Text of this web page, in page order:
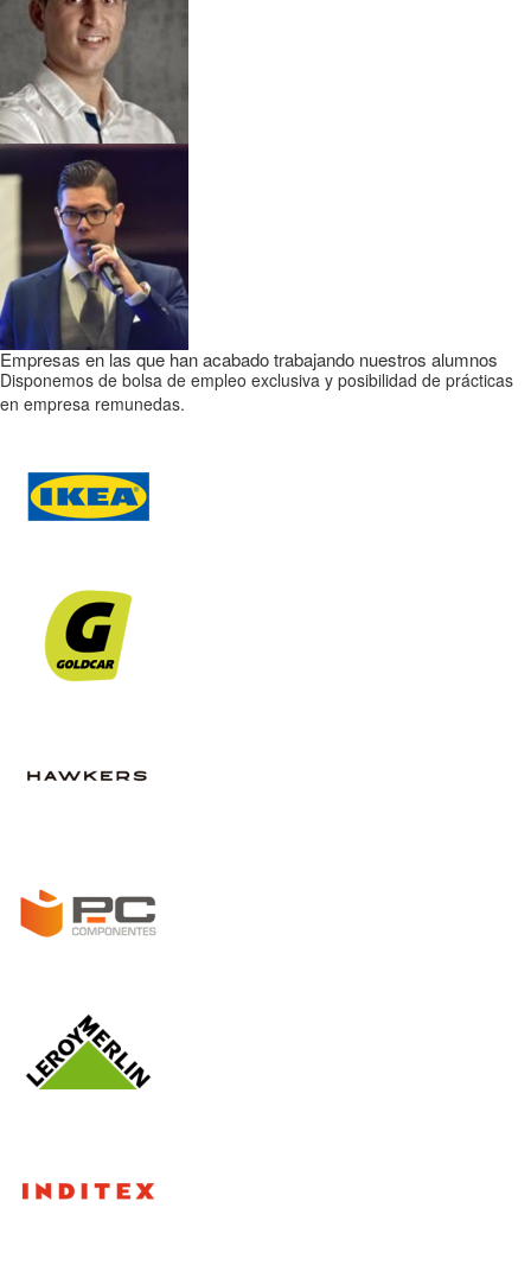
Empresas en las que han acabado trabajando nuestros alumnos
Disponemos de bolsa de empleo exclusiva y posibilidad de prácticas
en empresa remunedas.